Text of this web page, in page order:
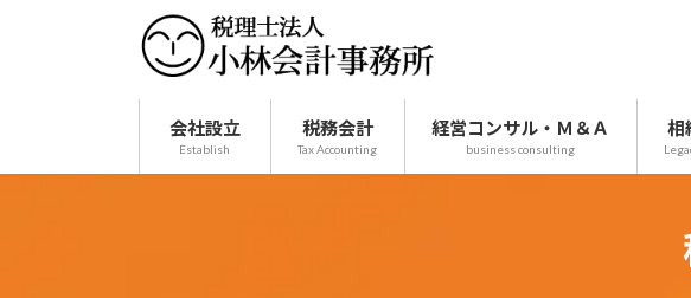
会社設立
Establish
税務会計
Tax Accounting
経営コンサル・Ｍ＆Ａ
business consulting
相